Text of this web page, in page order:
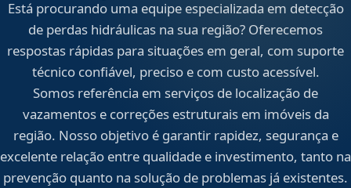
Está procurando uma equipe especializada em detecção
de perdas hidráulicas na sua região? Oferecemos
respostas rápidas para situações em geral, com suporte
técnico confiável, preciso e com custo acessível.
Somos referência em serviços de localização de
vazamentos e correções estruturais em imóveis da
região. Nosso objetivo é garantir rapidez, segurança e
excelente relação entre qualidade e investimento, tanto na
prevenção quanto na solução de problemas já existentes.